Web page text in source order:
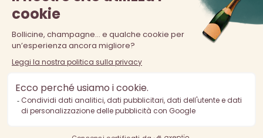
La vendita di alcolici è vietata ai minori di 18 anni. L'abuso di